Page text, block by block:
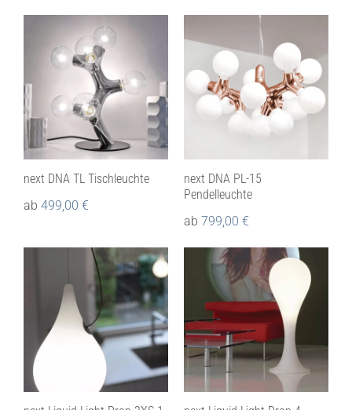
next DNA TL Tischleuchte
ab 499,00 €
next DNA PL-15
Pendelleuchte
ab 799,00 €